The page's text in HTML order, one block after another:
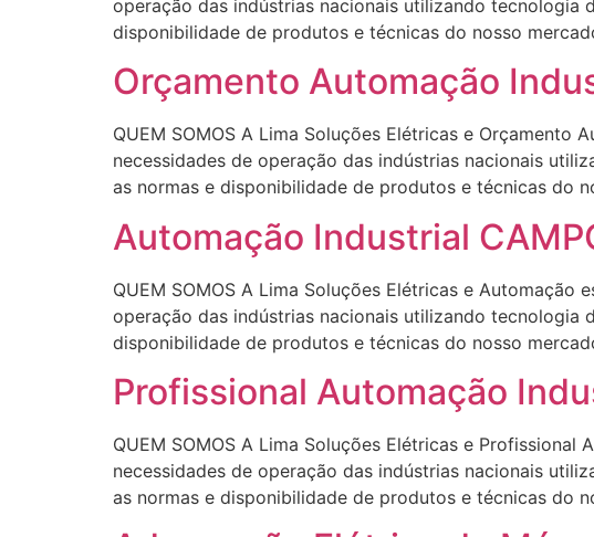
operação das indústrias nacionais utilizando
disponibilidade de produtos e técnicas do nosso
Orçamento Automação
QUEM SOMOS A Lima Soluções Elétricas e
necessidades de operação das indústrias nacionais
as normas e disponibilidade de produtos e técnicas do
Automação Industrial
QUEM SOMOS A Lima Soluções Elétricas e
operação das indústrias nacionais utilizando
disponibilidade de produtos e técnicas do nosso
Profissional Automação
QUEM SOMOS A Lima Soluções Elétricas e
necessidades de operação das indústrias nacionais
as normas e disponibilidade de produtos e técnicas do